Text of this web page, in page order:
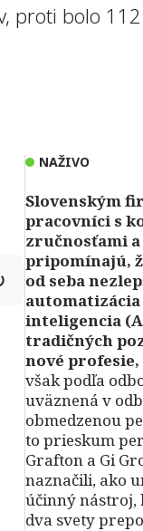
proti bolo
NAŽIVO
Slovenským
pracovníci s
zručnosťami
pripomínajú,
od seba
automatizácia
inteligencia
tradičných
nové profesie,
však podľa
uväznená v
obmedzenou
to prieskum
Grafton a Gi
naznačili, ako
účinný nástroj,
dva svety